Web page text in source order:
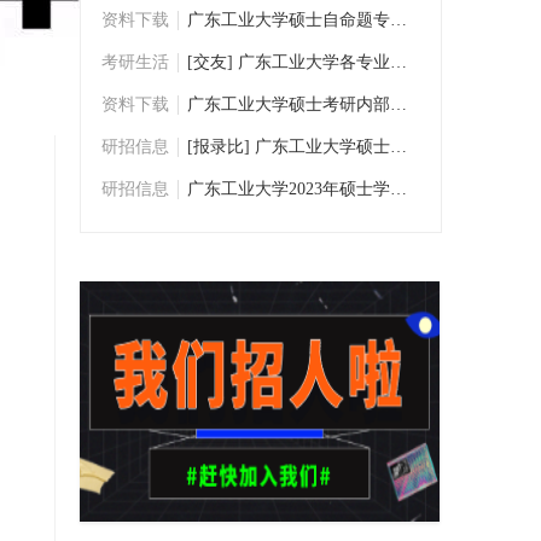
资料下载 广东工业大学硕士自命题专业课考研历年真题
考研生活 [交友] 广东工业大学各专业考研交流群
资料下载 广东工业大学硕士考研内部资料/考研真题下
研招信息 [报录比] 广东工业大学硕士研究生数据统计
研招信息 广东工业大学2023年硕士学位研究生招生专业